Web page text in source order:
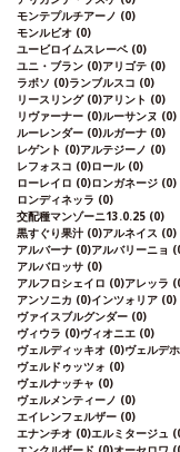
モンテプルチアーノ (0)
モンルビオ (0)
ユービロイムスレーベ (0)
ユニ・ブラン (0)アリゴテ (0)
ラボソ (0)ランブルスコ (0)
リースリング (0)アリント (0)
リヴァーナー (0)ルーサンヌ (0)
ルーレンダー (0)ルガーナ (0)
レゲント (0)アルテジーノ (0)
レフォスコ (0)ロール (0)
ローレイロ (0)ロンガネージ (0)
ロンディネッラ (0)
交配種マンゾーニ13.0.25 (0)
黒すぐり果汁 (0)アルネイス (0)
アルバーナ (0)アルバリーニョ
アルバロッサ (0)
アルフロシェイロ (0)アレッラ
アンソニカ (0)インツォリア (0)
ヴァイスブルグンダー (0)
ヴィウラ (0)ヴィオニエ (0)
ヴェルディッキオ (0)ヴェルデホ
ヴェルドゥッツォ (0)
ヴェルナッチャ (0)
ヴェルメンティーノ (0)
エイレンフェルザー (0)
エナンチオ (0)エルミタージュ